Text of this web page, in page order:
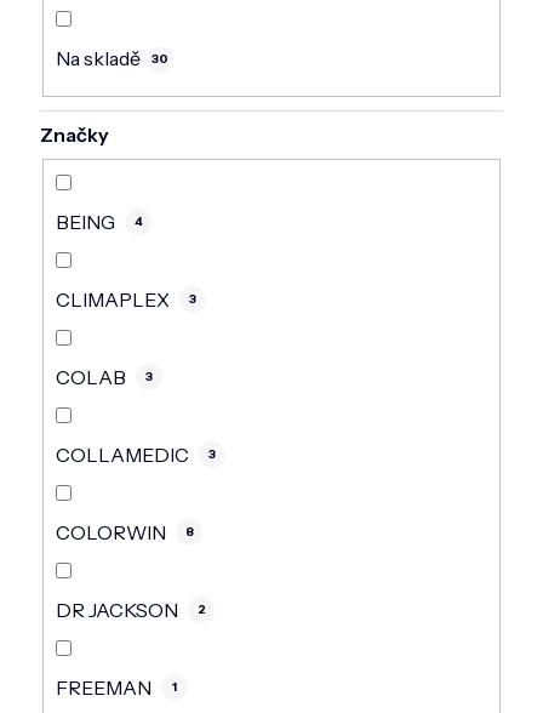
DOMÁCNOST
ZNAČKY
O NÁS
BLOG
Na skladě 30
Značky
BEING 4
CLIMAPLEX 3
COLAB 3
COLLAMEDIC 3
COLORWIN 8
DR JACKSON 2
FREEMAN 1